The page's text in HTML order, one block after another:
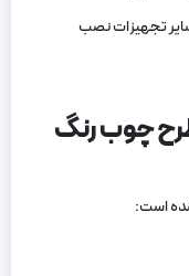
تجهیزات نصب
طرح چوب رنگ
است: